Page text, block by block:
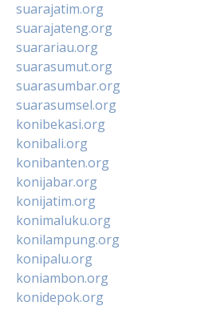
suarajatim.org
suarajateng.org
suarariau.org
suarasumut.org
suarasumbar.org
suarasumsel.org
konibekasi.org
konibali.org
konibanten.org
konijabar.org
konijatim.org
konimaluku.org
konilampung.org
konipalu.org
koniambon.org
konidepok.org